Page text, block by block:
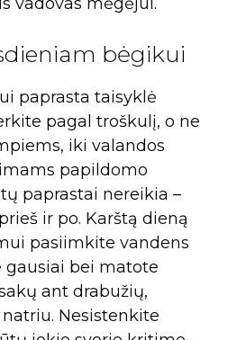
bėgikui
paprasta taisyklė
pagal troškulį, o ne
iki valandos
papildomo
paprastai nereikia –
ir po. Karštą dieną
pasiimkite vandens
gausiai bei matote
ant drabužių,
Nesistenkite